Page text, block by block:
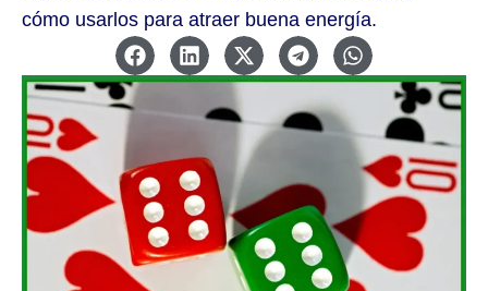
cómo usarlos para atraer buena energía.